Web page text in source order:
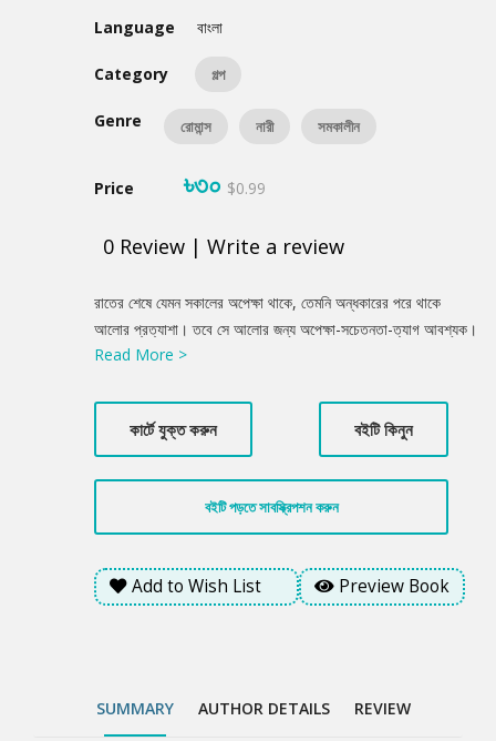
Language
বাংলা
Category গল্প
Genre রোমান্স নারী সমকালীন
Price ৳৩০ $0.99
0 Review | Write a review
Summery
রাতের শেষে যেমন সকালের অপেক্ষা থাকে, তেমনি অন্ধকারের পরে থাকে
আলোর প্রত্যাশা। তবে সে আলোর জন্য অপেক্ষা-সচেতনতা-ত্যাগ আবশ্যক।
সামাজিক বিভিন্ন প্রেক্ষাপট উঠে এসেছে ‘তামসী’ গল্প সংকলনে। লেখক
কথাগুলো উঠে এসেছে গল্পে। ‘তেল-জল’ গল্পের ঊর্বশী চরিত্র আমাদের পরিচিত,
তবু যেন পরিচিত নয়। ‘পথকলি’ গল্পে রাজনৈতিক প্রেক্ষাপটের উত্তাপ পাওয়া
যায়, রাজনীতি ও তার চরিত্ররা রাজনৈতিক ব্যায়ামের ছবি হয়ে উঠেছে। বইয়ের
নাম গল্প ‘তামসী’তে দেখা যায় মনোজগতের নীরিক্ষার ছবি। যেখানে নিজেকে নানান
প্রশ্নের মধ্যে ফেলে নিজেই সেই প্রশ্নের কুয়োতে সাঁতার কাটা, হাবুডুবু
খাওয়া। এবং শেষে বাস্তব ও অবাস্তবের মাঝে কাল্পনিক নিজেকে জড়িয়ে রাখা।
Read More >
কার্টে যুক্ত করুন বইটি কিনুন
বইটি পড়তে সাবস্ক্রিপশন করুন
Add to Wish List Preview Book
SUMMARY AUTHOR DETAILS REVIEW